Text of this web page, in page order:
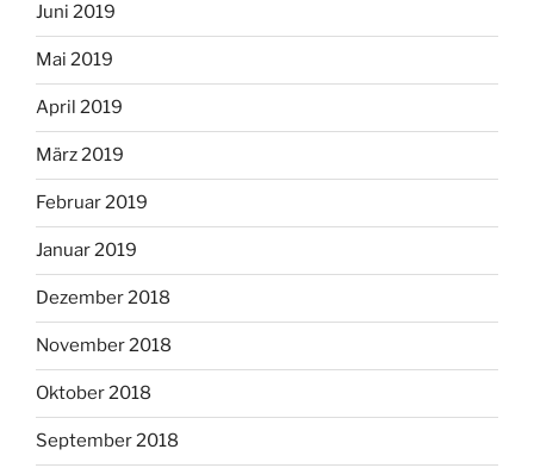
Juni 2019
Mai 2019
April 2019
März 2019
Februar 2019
Januar 2019
Dezember 2018
November 2018
Oktober 2018
September 2018